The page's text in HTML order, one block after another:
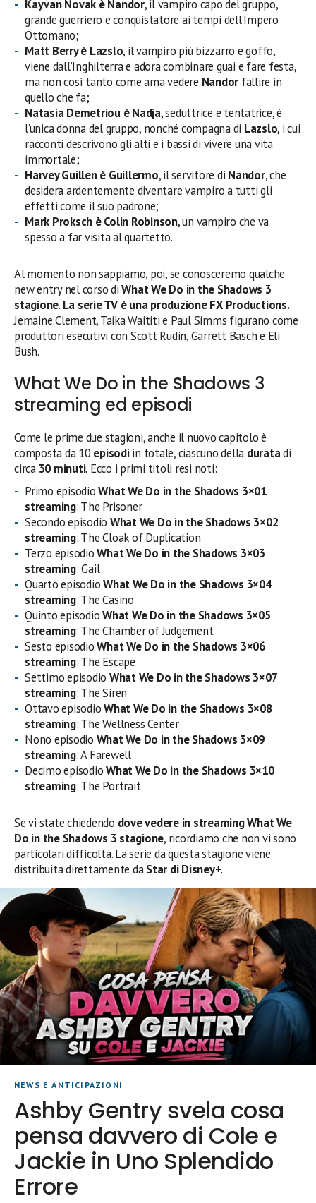
Kayvan Novak è Nandor, il vampiro capo del gruppo,
grande guerriero e conquistatore ai tempi dell’Impero
Ottomano;
Matt Berry è Lazslo, il vampiro più bizzarro e goffo,
viene dall’Inghilterra e adora combinare guai e fare festa,
ma non così tanto come ama vedere Nandor fallire in
quello che fa;
Natasia Demetriou è Nadja, seduttrice e tentatrice, è
l’unica donna del gruppo, nonché compagna di Lazslo, i cui
racconti descrivono gli alti e i bassi di vivere una vita
immortale;
Harvey Guillen è Guillermo, il servitore di Nandor, che
desidera ardentemente diventare vampiro a tutti gli
effetti come il suo padrone;
Mark Proksch è Colin Robinson, un vampiro che va
spesso a far visita al quartetto.
Al momento non sappiamo, poi, se conosceremo qualche
new entry nel corso diWhat We Do in the Shadows 3
stagione. La serie TVè una produzioneFX Productions.
Jemaine Clement, Taika Waititi e Paul Simms figurano come
produttori esecutivi con Scott Rudin, Garrett Basch e Eli
Bush.
What We Do in the Shadows 3
streaming ed episodi
Come le prime due stagioni, anche il nuovo capitolo è
composta da 10 episodiin totale, ciascuno della duratadi
circa 30 minuti. Ecco i primi titoli resi noti:
Primo episodioWhat We Do in the Shadows 3×01
streaming: The Prisoner
Secondo episodio What We Do in the Shadows 3×02
streaming: The Cloak of Duplication
Terzo episodioWhat We Do in the Shadows 3×03
streaming: Gail
Quarto episodioWhat We Do in the Shadows 3×04
streaming: The Casino
Quinto episodioWhat We Do in the Shadows 3×05
streaming: The Chamber of Judgement
Sesto episodioWhat We Do in the Shadows 3×06
streaming: The Escape
Settimo episodio What We Do in the Shadows 3×07
streaming: The Siren
Ottavo episodioWhat We Do in the Shadows 3×08
streaming: The Wellness Center
Nono episodio What We Do in the Shadows 3×09
streaming: A Farewell
Decimo episodioWhat We Do in the Shadows 3×10
streaming: The Portrait
Se vi state chiedendo dove vedere in streaming What We
Do in the Shadows 3 stagione, ricordiamo che non vi sono
particolari difficoltà. La serie da questa stagione viene
distribuita direttamente daStar di Disney+.
NEWS E ANTICIPAZIONI
Ashby Gentry svela cosa
pensa davvero di Cole e
Jackie in Uno Splendido
Errore